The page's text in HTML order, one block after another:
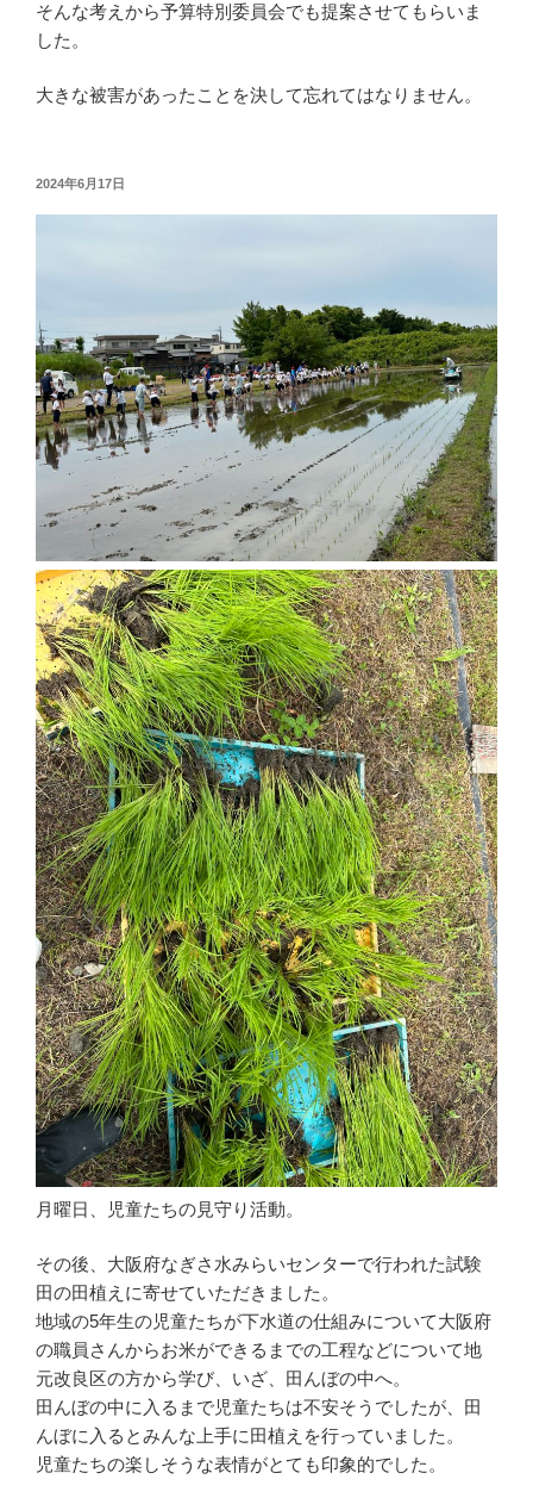
そんな考えから予算特別委員会でも提案させてもらいま
した。
大きな被害があったことを決して忘れてはなりません。
投
2024年6月17日
月曜日、児童たちの見守り活動。
その後、大阪府なぎさ水みらいセンターで行われた試験
田の田植えに寄せていただきました。
地域の5年生の児童たちが下水道の仕組みについて大阪府
の職員さんからお米ができるまでの工程などについて地
元改良区の方から学び、いざ、田んぼの中へ。
田んぼの中に入るまで児童たちは不安そうでしたが、田
んぼに入るとみんな上手に田植えを行っていました。
児童たちの楽しそうな表情がとても印象的でした。